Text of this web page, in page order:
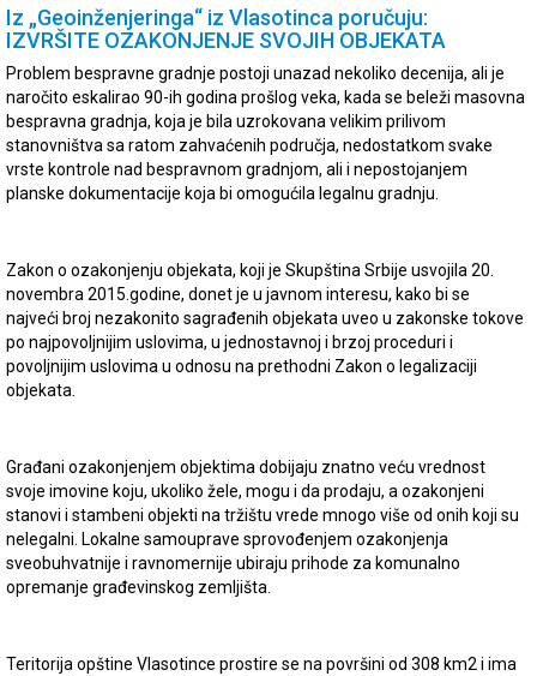
Iz „Geoinženjeringa“ iz Vlasotinca poručuju:
IZVRŠITE OZAKONJENJE SVOJIH OBJEKATA
Problem bespravne gradnje postoji unazad nekoliko decenija, ali je
naročito eskalirao 90-ih godina prošlog veka, kada se beleži masovna
bespravna gradnja, koja je bila uzrokovana velikim prilivom
stanovništva sa ratom zahvaćenih područja, nedostatkom svake
vrste kontrole nad bespravnom gradnjom, ali i nepostojanjem
planske dokumentacije koja bi omogućila legalnu gradnju.
Zakon o ozakonjenju objekata, koji je Skupština Srbije usvojila 20.
novembra 2015.godine, donet je u javnom interesu, kako bi se
najveći broj nezakonito sagrađenih objekata uveo u zakonske tokove
po najpovoljnijim uslovima, u jednostavnoj i brzoj proceduri i
povoljnijim uslovima u odnosu na prethodni Zakon o legalizaciji
objekata.
Građani ozakonjenjem objektima dobijaju znatno veću vrednost
svoje imovine koju, ukoliko žele, mogu i da prodaju, a ozakonjeni
stanovi i stambeni objekti na tržištu vrede mnogo više od onih koji su
nelegalni. Lokalne samouprave sprovođenjem ozakonjenja
sveobuhvatnije i ravnomernije ubiraju prihode za komunalno
opremanje građevinskog zemljišta.
Teritorija opštine Vlasotince prostire se na površini od 308 km2 i ima